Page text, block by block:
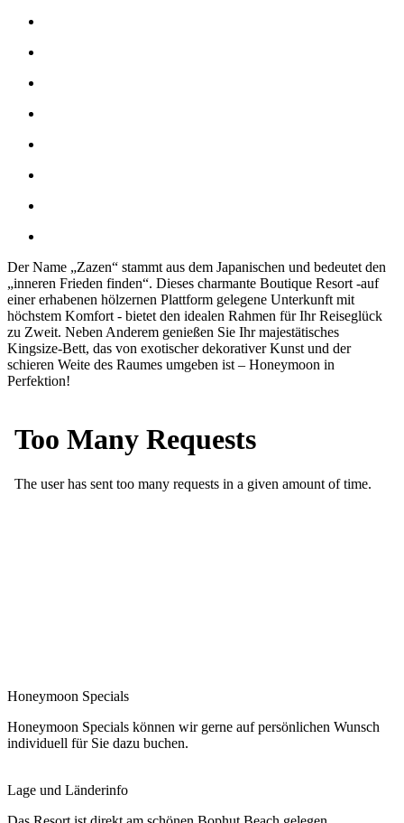
Der Name „Zazen“ stammt aus dem Japanischen und bedeutet den
„inneren Frieden finden“. Dieses charmante Boutique Resort -auf
einer erhabenen hölzernen Plattform gelegene Unterkunft mit
höchstem Komfort - bietet den idealen Rahmen für Ihr Reiseglück
zu Zweit. Neben Anderem genießen Sie Ihr majestätisches
Kingsize-Bett, das von exotischer dekorativer Kunst und der
schieren Weite des Raumes umgeben ist – Honeymoon in
Perfektion!
Honeymoon Specials
Honeymoon Specials können wir gerne auf persönlichen Wunsch
individuell für Sie dazu buchen.
Lage und Länderinfo